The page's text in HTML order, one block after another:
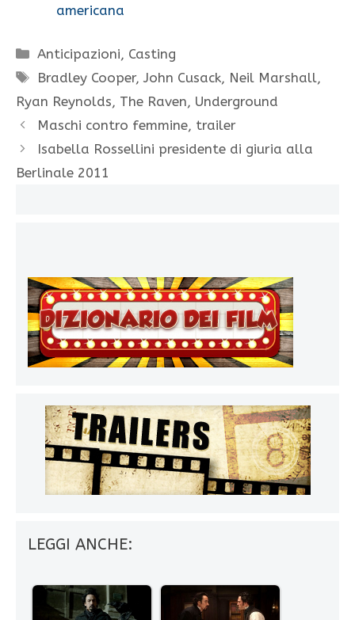
americana
Categorie
Anticipazioni, Casting
Tag
Bradley Cooper,John Cusack, Neil Marshall,
Ryan Reynolds, The Raven, Underground
Maschi contro femmine, trailer
Isabella Rossellini presidente di giuria alla
Berlinale 2011
LEGGI ANCHE: